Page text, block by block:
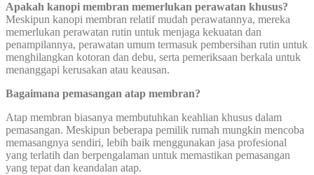
Apakah kanopi membran memerlukan perawatan khusus?
Meskipun kanopi membran relatif mudah perawatannya, mereka
memerlukan perawatan rutin untuk menjaga kekuatan dan
penampilannya, perawatan umum termasuk pembersihan rutin untuk
menghilangkan kotoran dan debu, serta pemeriksaan berkala untuk
menanggapi kerusakan atau keausan.
Bagaimana pemasangan atap membran?
Atap membran biasanya membutuhkan keahlian khusus dalam
pemasangan. Meskipun beberapa pemilik rumah mungkin mencoba
memasangnya sendiri, lebih baik menggunakan jasa profesional
yang terlatih dan berpengalaman untuk memastikan pemasangan
yang tepat dan keandalan atap.